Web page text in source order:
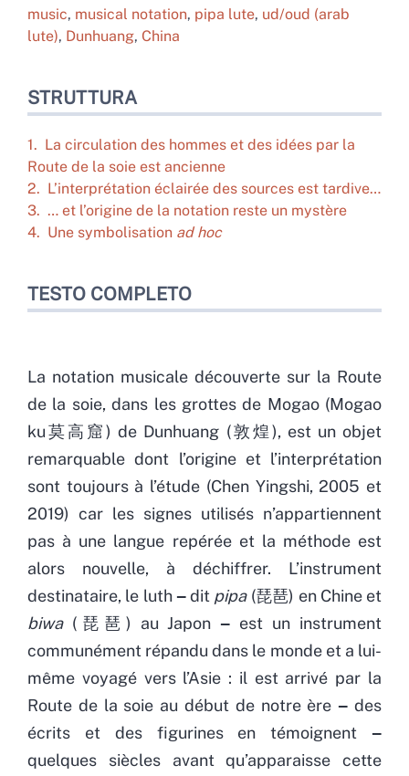
music, musical notation, pipa lute, ud/oud (arab
lute), Dunhuang, China
STRUTTURA
1. La circulation des hommes et des idées par la
Route de la soie est ancienne
2. L’interprétation éclairée des sources est tardive…
3. … et l’origine de la notation reste un mystère
4. Une symbolisation ad hoc
TESTO COMPLETO
La notation musicale découverte sur la Route
de la soie, dans les grottes de Mogao (Mogao
ku莫高窟) de Dunhuang (敦煌), est un objet
remarquable dont l’origine et l’interprétation
sont toujours à l’étude (Chen Yingshi, 2005 et
2019) car les signes utilisés n’appartiennent
pas à une langue repérée et la méthode est
alors nouvelle, à déchiffrer. L’instrument
destinataire, le luth ‒ dit pipa(琵琶) en Chine et
biwa(琵琶) au Japon ‒ est un instrument
communément répandu dans le monde et a lui-
même voyagé vers l’Asie : il est arrivé par la
Route de la soie au début de notre ère ‒ des
écrits et des figurines en témoignent ‒
quelques siècles avant qu’apparaisse cette